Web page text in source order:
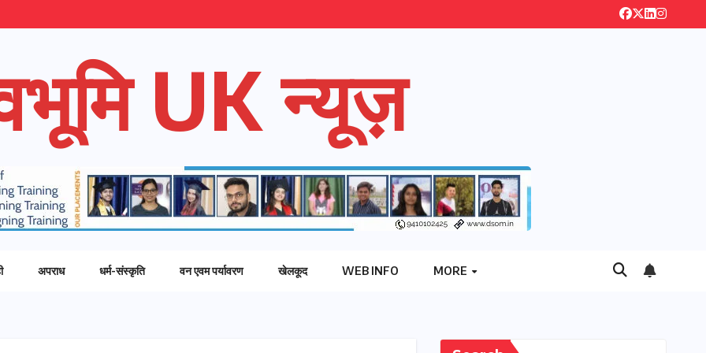
UK न्यूज़
अपराध धर्म-संस्कृति वन एवम पर्यावरण खेलकूद WEB INFO MORE